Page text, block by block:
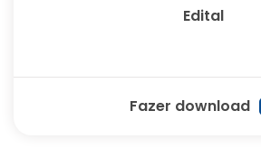
Edital
Fazer download